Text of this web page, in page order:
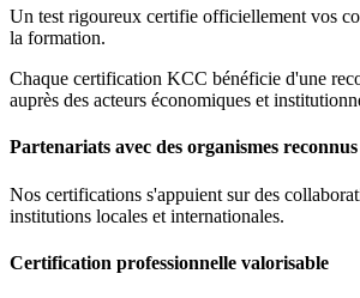
Un test rigoureux certifie officiellement vos
la formation.
Chaque certification KCC bénéficie d'une
auprès des acteurs économiques et
Partenariats avec des organismes reconnus
Nos certifications s'appuient sur des
institutions locales et internationales.
Certification professionnelle valorisable